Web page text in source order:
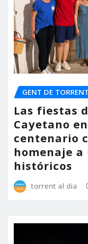
GENT DE TORRENT
Las fiestas
Cayetano
centenario
homenaje a
históricos
torrent al dia